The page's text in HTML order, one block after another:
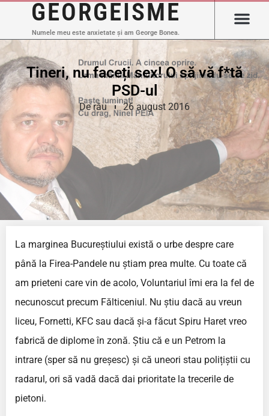
GEORGEISME
Numele meu este anxietate și am George Bonea.
Tineri, nu faceți sex! O să vă f*tă
PSD-ul
De rău 26 august 2016
La marginea Bucureștiului există o urbe despre care
până la Firea-Pandele nu știam prea multe. Cu toate că
am prieteni care vin de acolo, Voluntariul îmi era la fel de
necunoscut precum Fălticeniul. Nu știu dacă au vreun
liceu, Fornetti, KFC sau dacă și-a făcut Spiru Haret vreo
fabrică de diplome în zonă. Știu că e un Petrom la
intrare (sper să nu greșesc) și că uneori stau polițiștii cu
radarul, ori să vadă dacă dai prioritate la trecerile de
pietoni.